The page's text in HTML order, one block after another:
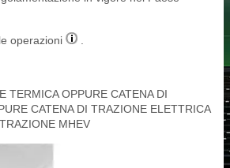
operazioni
TERMICA OPPURE CATENA DI
CATENA DI TRAZIONE ELETTRICA
MHEV